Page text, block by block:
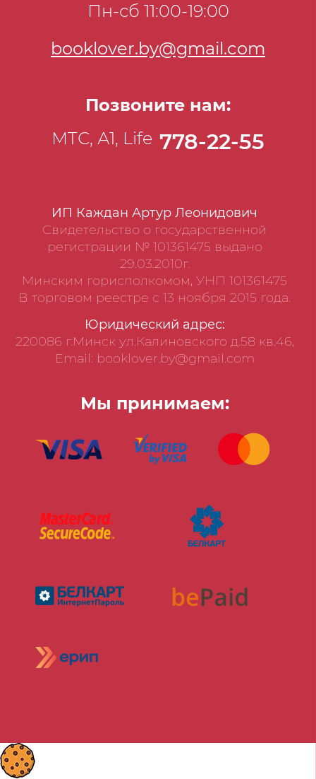
ИП Каждан Артур Леонидович
Свидетельство о государственной
регистрации № 101361475 выдано
29.03.2010г.
Минским горисполкомом, УНП 101361475
В торговом реестре с 13 ноября 2015 года.
Юридический адрес:
220086 г.Минск ул.Калиновского д.58 кв.46,
Email: booklover.by@gmail.com
Мы принимаем:
Пн-сб 11:00-19:00
booklover.by@gmail.com
Позвоните нам:
МТС, А1, Life 778-22-55